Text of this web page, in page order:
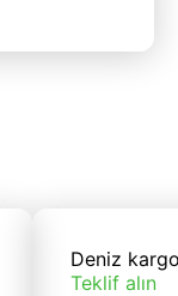
Deniz
Teklif alın